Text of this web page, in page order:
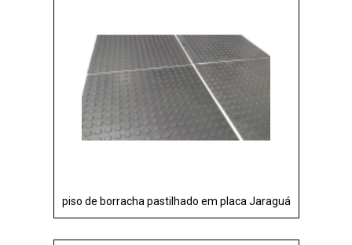
piso de borracha pastilhado em placa Jaraguá